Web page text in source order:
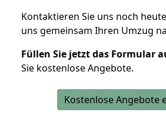
Kontaktieren Sie uns noch
uns gemeinsam Ihren Umzug
Füllen Sie jetzt das Formular
Sie kostenlose Angebote.
Kostenlose Angebote